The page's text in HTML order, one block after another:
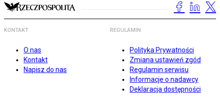
KONTAKT
O nas
Kontakt
Napisz do nas
REGULAMIN
Polityka Prywatności
Zmiana ustawień zgód
Regulamin serwisu
Informacje o nadawcy
Deklaracja dostępności